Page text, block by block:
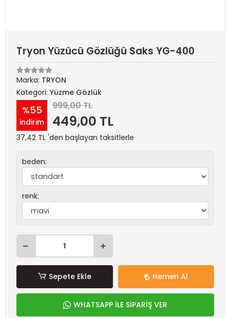
Tryon Yüzücü Gözlüğü Saks YG-400
Marka: TRYON
Kategori: Yüzme Gözlük
%55
indirim
999,00 TL
449,00 TL
37,42 TL 'den başlayan taksitlerle
beden:
renk:
Sepete Ekle Hemen Al
WHATSAPP İLE SİPARİŞ VER